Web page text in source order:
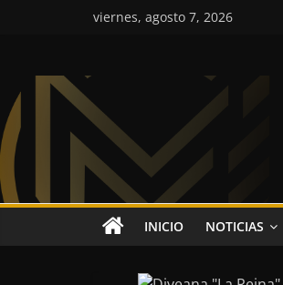
viernes, agosto 7, 2026
Colombia
Music
Inc
Colombia
Music
INICIO NOTICIAS